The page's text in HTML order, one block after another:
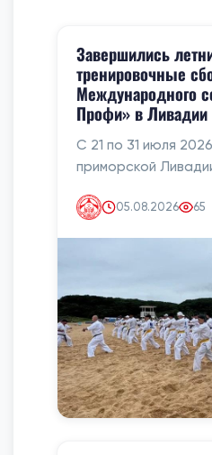
Завершились
тренировочные
Международного
Профи» в Ливадии
С 21 по 31 июля
приморской
05.08.2026 65